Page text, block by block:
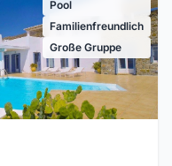
Pool
Familienfreundlich
Große Gruppe